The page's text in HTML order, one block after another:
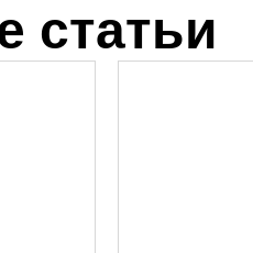
статьи